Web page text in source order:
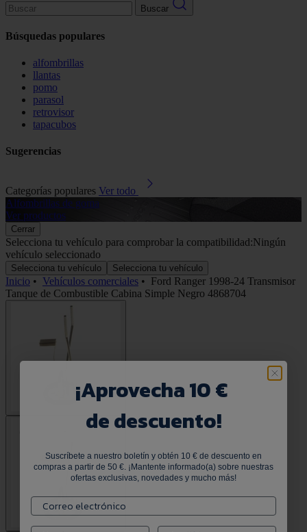
Buscar
Búsquedas populares
alfombrillas
llantas
pomo
parasol
retrovisor
tapacubos
Sugerencias
Categorías populares Ver todo
Alfombrillas de goma
Ver productos
Cerrar
Selecciona tu vehículo para comprobar la compatibilidad:Ningún
vehículo seleccionado
Selecciona tu vehículo Selecciona tu vehículo
Inicio • Vehículos comerciales • Ford Ranger 1998-24 Transmisor
Tanque de Combustible Cabina Simple Negro 4868704
¡Aprovecha 10 €
de descuento!
Suscríbete a nuestro boletín y obtén 10 € de descuento en
compras a partir de 50 €. ¡Mantente informado(a) sobre nuestras
ofertas exclusivas, novedades y mucho más!